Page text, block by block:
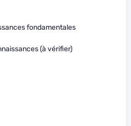
fondamentales
(à vérifier)